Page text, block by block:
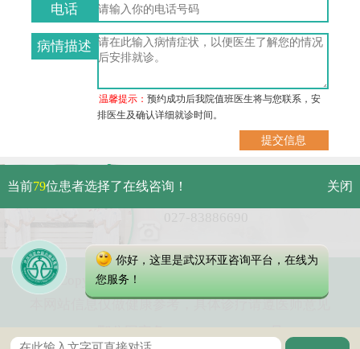
电话
病情描述
温馨提示：预约成功后我院值班医生将与您联系，安
排医生及确认详细就诊时间。
武汉市硚口区解放大道479号
Copyright 2023 武汉环亚中医白癜风医院
本网站信息仅做健康参考，具体诊疗请遵医师意见
当前79位患者选择了在线咨询！ 关闭
你好，这里是武汉环亚咨询平台，在线为
您服务！